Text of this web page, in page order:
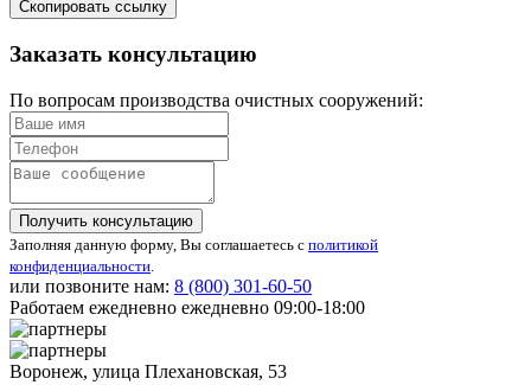
Скопировать ссылку
Заказать консультацию
По вопросам производства очистных сооружений:
Получить консультацию
Заполняя данную форму, Вы соглашаетесь с политикой
конфиденциальности
или позвоните нам: 8 (800) 301-60-50
Работаем ежедневно ежедневно 09:00-18:00
Воронеж, улица Плехановская, 53